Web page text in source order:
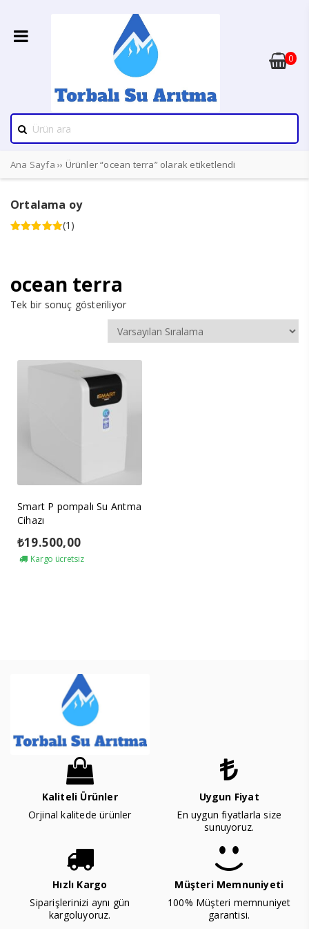
0
Ana Sayfa ›› Ürünler “ocean terra” olarak etiketlendi
Ortalama oy
(1)
ocean terra
Tek bir sonuç gösteriliyor
Smart P pompalı Su Arıtma
Cihazı
₺19.500,00
Kargo ücretsiz
Kaliteli Ürünler
Orjinal kalitede ürünler
Uygun Fiyat
En uygun fiyatlarla size
sunuyoruz.
Hızlı Kargo
Siparişlerinizi aynı gün
kargoluyoruz.
Müşteri Memnuniyeti
100% Müşteri memnuniyet
garantisi.